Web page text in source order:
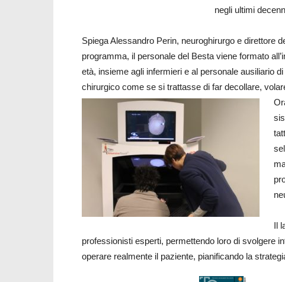
negli ultimi
Spiega Alessandro Perin, neuroghirurgo e direttore
programma, il personale del Besta viene formato
età, insieme agli infermieri e al personale ausiliario
chirurgico come se si trattasse di far decollare,
Il
professionisti esperti, permettendo loro di svolgere
operare realmente il paziente, pianificando la